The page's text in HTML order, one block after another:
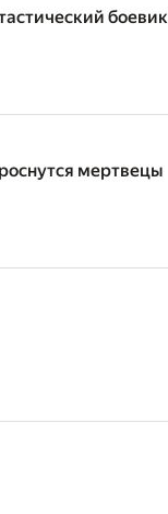
боевик
мертвецы